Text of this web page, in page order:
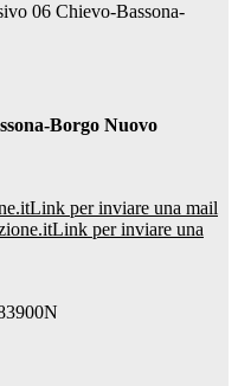
06 Chievo-Bassona-
Borgo Nuovo
Link per inviare una mail
Link per inviare una